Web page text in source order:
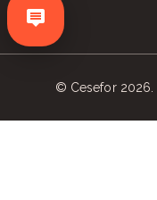
© Cesefor 2026.